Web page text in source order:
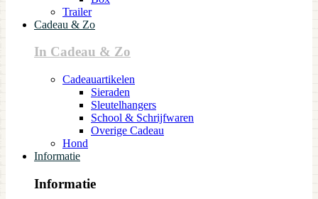
Trailer
Cadeau & Zo
In Cadeau & Zo
Cadeauartikelen
Sieraden
Sleutelhangers
School & Schrijfwaren
Overige Cadeau
Hond
Informatie
Informatie